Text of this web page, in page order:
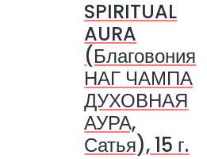
SPIRITUAL
AURA
(Благовония
НАГ ЧАМПА
ДУХОВНАЯ
АУРА,
Сатья), 15 г.